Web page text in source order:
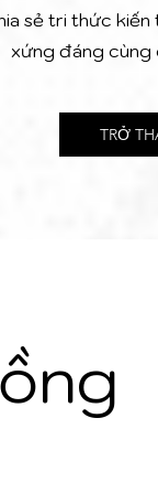
sẻ tri thức
xứng đáng cùng
TRỞ